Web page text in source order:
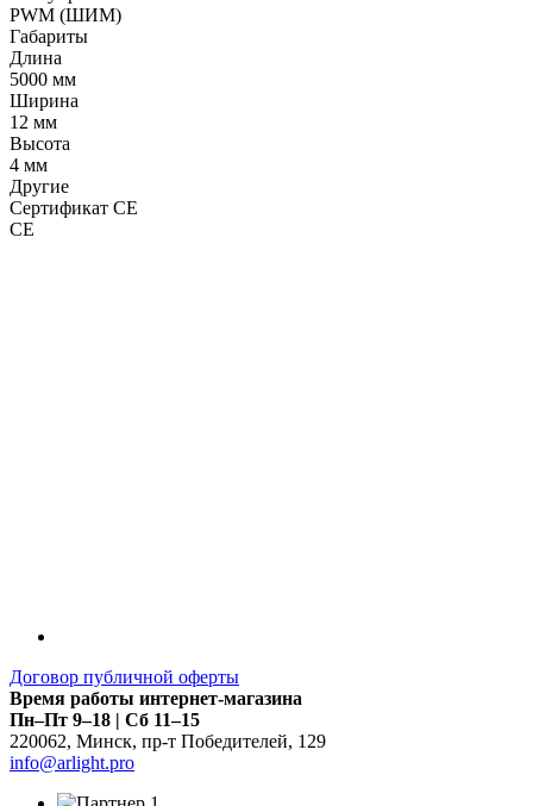
PWM (ШИМ)
Габариты
Длина
5000 мм
Ширина
12 мм
Высота
4 мм
Другие
Сертификат CE
CE
Договор публичной оферты
Время работы интернет-магазина
Пн–Пт 9–18 | Сб 11–15
220062, Минск, пр-т Победителей, 129
info@arlight.pro